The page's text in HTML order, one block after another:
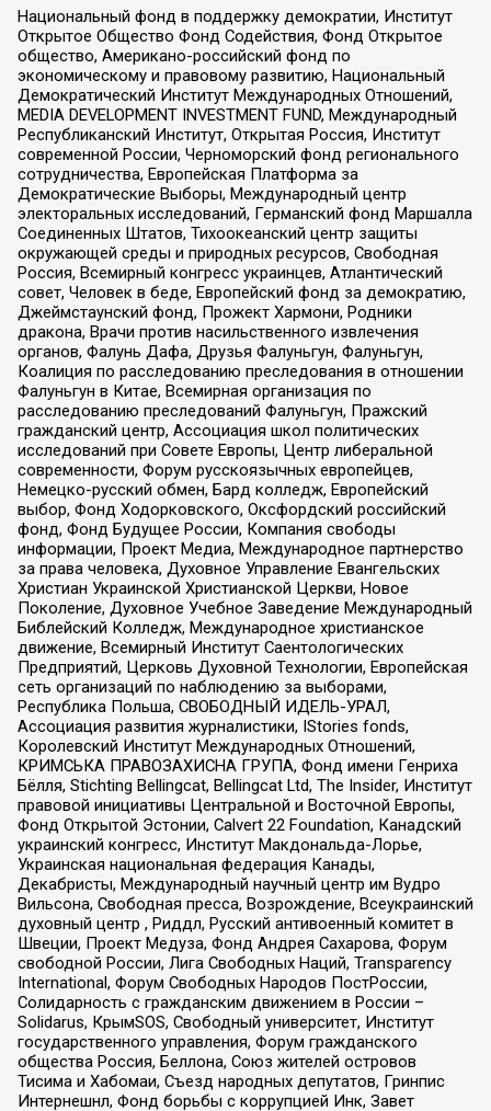
Национальный фонд в поддержку демократии, Институт
Открытое Общество Фонд Содействия, Фонд Открытое
общество, Американо-российский фонд по
экономическому и правовому развитию, Национальный
Демократический Институт Международных Отношений,
MEDIA DEVELOPMENT INVESTMENT FUND, Международный
Республиканский Институт, Открытая Россия, Институт
современной России, Черноморский фонд регионального
сотрудничества, Европейская Платформа за
Демократические Выборы, Международный центр
электоральных исследований, Германский фонд Маршалла
Соединенных Штатов, Тихоокеанский центр защиты
окружающей среды и природных ресурсов, Свободная
Россия, Всемирный конгресс украинцев, Атлантический
совет, Человек в беде, Европейский фонд за демократию,
Джеймстаунский фонд, Прожект Хармони, Родники
дракона, Врачи против насильственного извлечения
органов, Фалунь Дафа, Друзья Фалуньгун, Фалуньгун,
Коалиция по расследованию преследования в отношении
Фалуньгун в Китае, Всемирная организация по
расследованию преследований Фалуньгун, Пражский
гражданский центр, Ассоциация школ политических
исследований при Совете Европы, Центр либеральной
современности, Форум русскоязычных европейцев,
Немецко-русский обмен, Бард колледж, Европейский
выбор, Фонд Ходорковского, Оксфордский российский
фонд, Фонд Будущее России, Компания свободы
информации, Проект Медиа, Международное партнерство
за права человека, Духовное Управление Евангельских
Христиан Украинской Христианской Церкви, Новое
Поколение, Духовное Учебное Заведение Международный
Библейский Колледж, Международное христианское
движение, Всемирный Институт Саентологических
Предприятий, Церковь Духовной Технологии, Европейская
сеть организаций по наблюдению за выборами,
Республика Польша, СВОБОДНЫЙ ИДЕЛЬ-УРАЛ,
Ассоциация развития журналистики, IStories fonds,
Королевский Институт Международных Отношений,
КРИМСЬКА ПРАВОЗАХИСНА ГРУПА, Фонд имени Генриха
Бёлля, Stichting Bellingcat, Bellingcat Ltd, The Insider, Институт
правовой инициативы Центральной и Восточной Европы,
Фонд Открытой Эстонии, Calvert 22 Foundation, Канадский
украинский конгресс, Институт Макдональда-Лорье,
Украинская национальная федерация Канады,
Декабристы, Международный научный центр им Вудро
Вильсона, Свободная пресса, Возрождение, Всеукраинский
духовный центр , Риддл, Русский антивоенный комитет в
Швеции, Проект Медуза, Фонд Андрея Сахарова, Форум
свободной России, Лига Свободных Наций, Transparеncy
International, Форум Свободных Народов ПостРоссии,
Солидарность с гражданским движением в России –
Solidarus, КрымSOS, Свободный университет, Институт
государственного управления, Форум гражданского
общества Россия, Беллона, Союз жителей островов
Тисима и Хабомаи, Съезд народных депутатов, Гринпис
Интернешнл, Фонд борьбы с коррупцией Инк, Завет